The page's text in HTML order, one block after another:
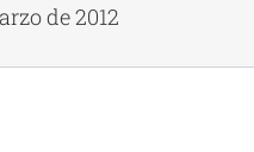
de 2012